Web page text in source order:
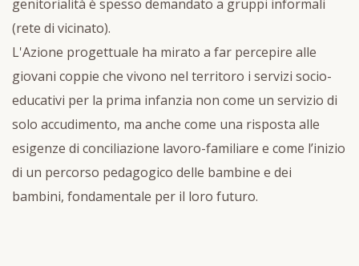
genitorialità è spesso demandato a gruppi informali
(rete di vicinato).
L'Azione progettuale ha mirato a far percepire alle
giovani coppie che vivono nel territoro i servizi socio-
educativi per la prima infanzia non come un servizio di
solo accudimento, ma anche come una risposta alle
esigenze di conciliazione lavoro-familiare e come l’inizio
di un percorso pedagogico delle bambine e dei
bambini, fondamentale per il loro futuro.